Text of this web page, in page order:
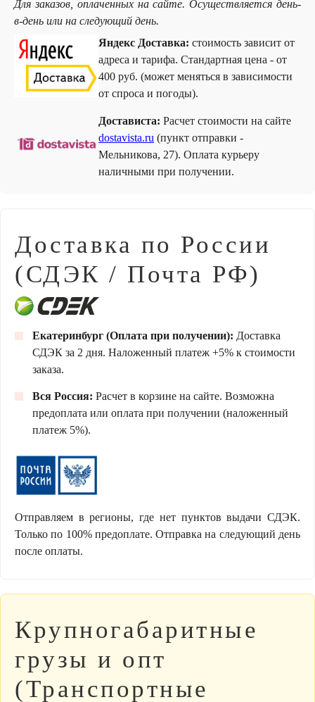
Для заказов, оплаченных на сайте. Осуществляется день-
в-день или на следующий день.
Яндекс Доставка: стоимость зависит от
адреса и тарифа. Стандартная цена - от
400 руб. (может меняться в зависимости
от спроса и погоды).
Достависта: Расчет стоимости на сайте
dostavista.ru (пункт отправки -
Мельникова, 27). Оплата курьеру
наличными при получении.
Доставка по России
(СДЭК / Почта РФ)
Екатеринбург (Оплата при получении): Доставка
СДЭК за 2 дня. Наложенный платеж +5% к стоимости
заказа.
Вся Россия: Расчет в корзине на сайте. Возможна
предоплата или оплата при получении (наложенный
платеж 5%).
Отправляем в регионы, где нет пунктов выдачи СДЭК.
Только по 100% предоплате. Отправка на следующий день
после оплаты.
Крупногабаритные
грузы и опт
(Транспортные